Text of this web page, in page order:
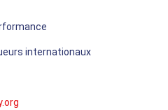
internationaux